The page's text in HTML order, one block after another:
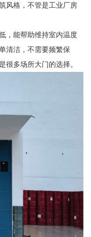
风格，不管是工业厂房
，能帮助维持室内温度
清洁，不需要频繁保
很多场所大门的选择。